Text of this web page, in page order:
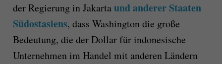
der Regierung in Jakartaund anderer Staaten
Südostasiens, dass Washington die große
Bedeutung, die der Dollar für indonesische
Unternehmen im Handel mit anderen Ländern